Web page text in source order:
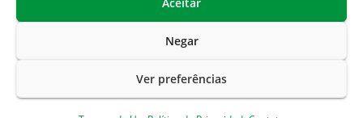
Negar
Ver preferências
Jornal Italia é uma Marca registrada internacionalmente da We
Communication.